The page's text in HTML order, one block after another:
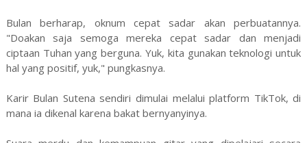
Bulan berharap, oknum cepat sadar akan perbuatannya.
"Doakan saja semoga mereka cepat sadar dan menjadi
ciptaan Tuhan yang berguna. Yuk, kita gunakan teknologi untuk
hal yang positif, yuk," pungkasnya.
Karir Bulan Sutena sendiri dimulai melalui platform TikTok, di
mana ia dikenal karena bakat bernyanyinya.